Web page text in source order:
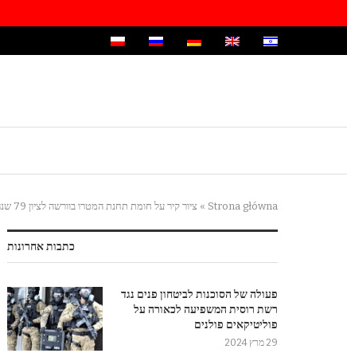
Strona główna
» ציור קיר על חומת תחנת המטרו בוורשה לציון 79 שנה לפרוץ מרד הגטו
כתבות אחרונות
פעולה של הסוכנות לביטחון פנים נגד
רשת רוסית המשפיעה לכאורה על
פוליטיקאים פולנים
29 מרץ 2024